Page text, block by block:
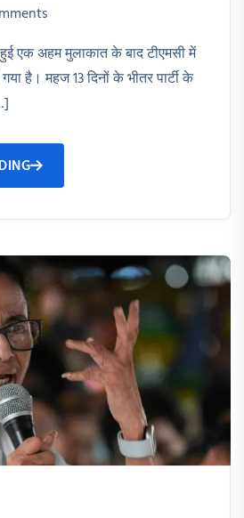
एक अहम मुलाकात के बाद टीएमसी में
है। महज 13 दिनों के भीतर पार्टी के